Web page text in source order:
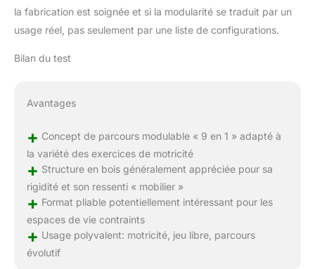
la fabrication est soignée et si la modularité se traduit par un
usage réel, pas seulement par une liste de configurations.
Bilan du test
Avantages
+ Concept de parcours modulable « 9 en 1 » adapté à
la variété des exercices de motricité
+ Structure en bois généralement appréciée pour sa
rigidité et son ressenti « mobilier »
+ Format pliable potentiellement intéressant pour les
espaces de vie contraints
+ Usage polyvalent: motricité, jeu libre, parcours
évolutif